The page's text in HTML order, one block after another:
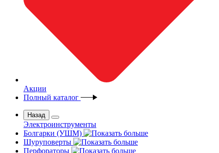
Акции
Полный каталог
Назад
Электроинструменты
Болгарки (УШМ)
Шуруповерты
Перфораторы